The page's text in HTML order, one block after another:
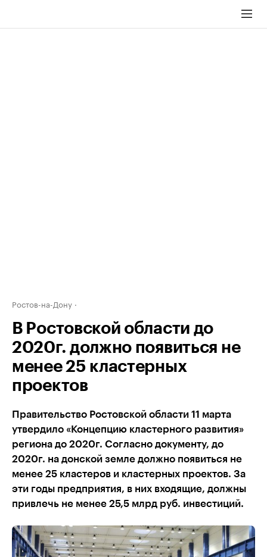
Ростов-на-Дону
В Ростовской области до
2020г. должно появиться не
менее 25 кластерных
проектов
Правительство Ростовской области 11 марта
утвердило «Концепцию кластерного развития»
региона до 2020г. Согласно документу, до
2020г. на донской земле должно появиться не
менее 25 кластеров и кластерных проектов. За
эти годы предприятия, в них входящие, должны
привлечь не менее 25,5 млрд руб. инвестиций.